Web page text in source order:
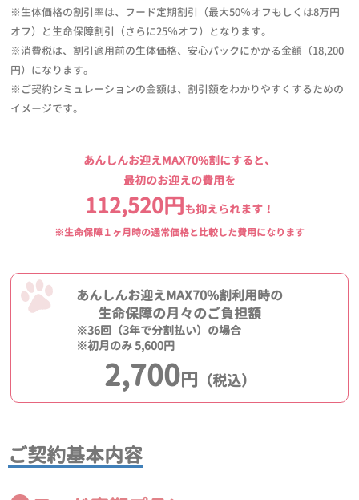
※生体価格の割引率は、フード定期割引（最大50％オフもしくは8万円
オフ）と生命保障割引（さらに25％オフ）となります。
※消費税は、割引適用前の生体価格、安心パックにかかる金額（18,200
円）になります。
※ご契約シミュレーションの金額は、割引額をわかりやすくするための
イメージです。
あんしんお迎えMAX70%割にすると、
最初のお迎えの費用を
112,520円も抑えられます！
※生命保障１ヶ月時の通常価格と比較した費用になります
あんしんお迎えMAX70%割利用時の
生命保障の月々のご負担額
※36回（3年で分割払い）の場合
※初月のみ 5,600円
2,700円 （税込）
ご契約基本内容